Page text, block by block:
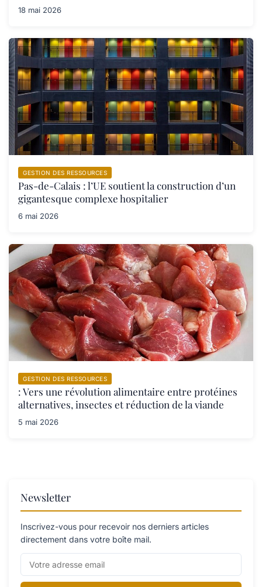
18 mai 2026
GESTION DES RESSOURCES
Pas-de-Calais : l’UE soutient la construction d’un
gigantesque complexe hospitalier
6 mai 2026
GESTION DES RESSOURCES
: Vers une révolution alimentaire entre protéines
alternatives, insectes et réduction de la viande
5 mai 2026
Newsletter
Inscrivez-vous pour recevoir nos derniers articles
directement dans votre boîte mail.